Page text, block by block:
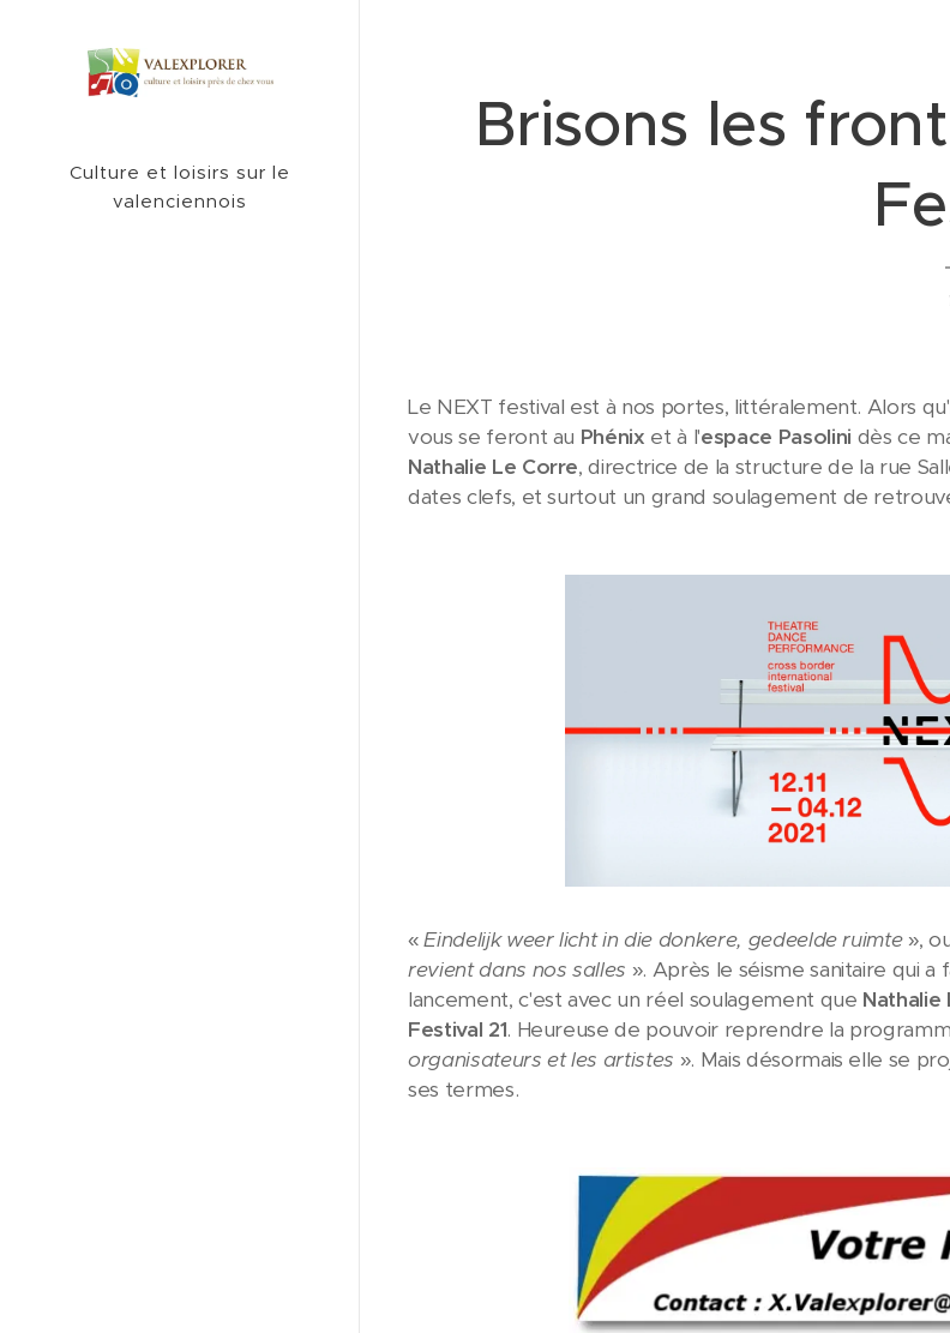
Culture et loisirs sur le
valenciennois
Brisons les
Le NEXT festival est à nos portes, littéralement. Alors
vous se feront au Phénix et à l'espace Pasolini dès ce
Nathalie Le Corre, directrice de la structure de la rue
dates clefs, et surtout un grand soulagement de
«Eindelijk weer licht in die donkere, gedeelde ruimte »,
revient dans nos salles ». Après le séisme sanitaire qui
lancement, c'est avec un réel soulagement que Nathalie
Festival 21. Heureuse de pouvoir reprendre la
organisateurs et les artistes ». Mais désormais elle se
ses termes.